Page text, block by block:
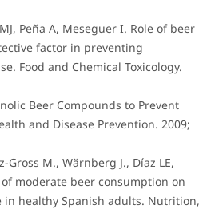
Peña A, Meseguer I. Role of beer
factor in preventing
Food and Chemical Toxicology.
Beer Compounds to Prevent
and Disease Prevention. 2009;
Gross M., Wärnberg J., Díaz LE,
of moderate beer consumption on
healthy Spanish adults. Nutrition,